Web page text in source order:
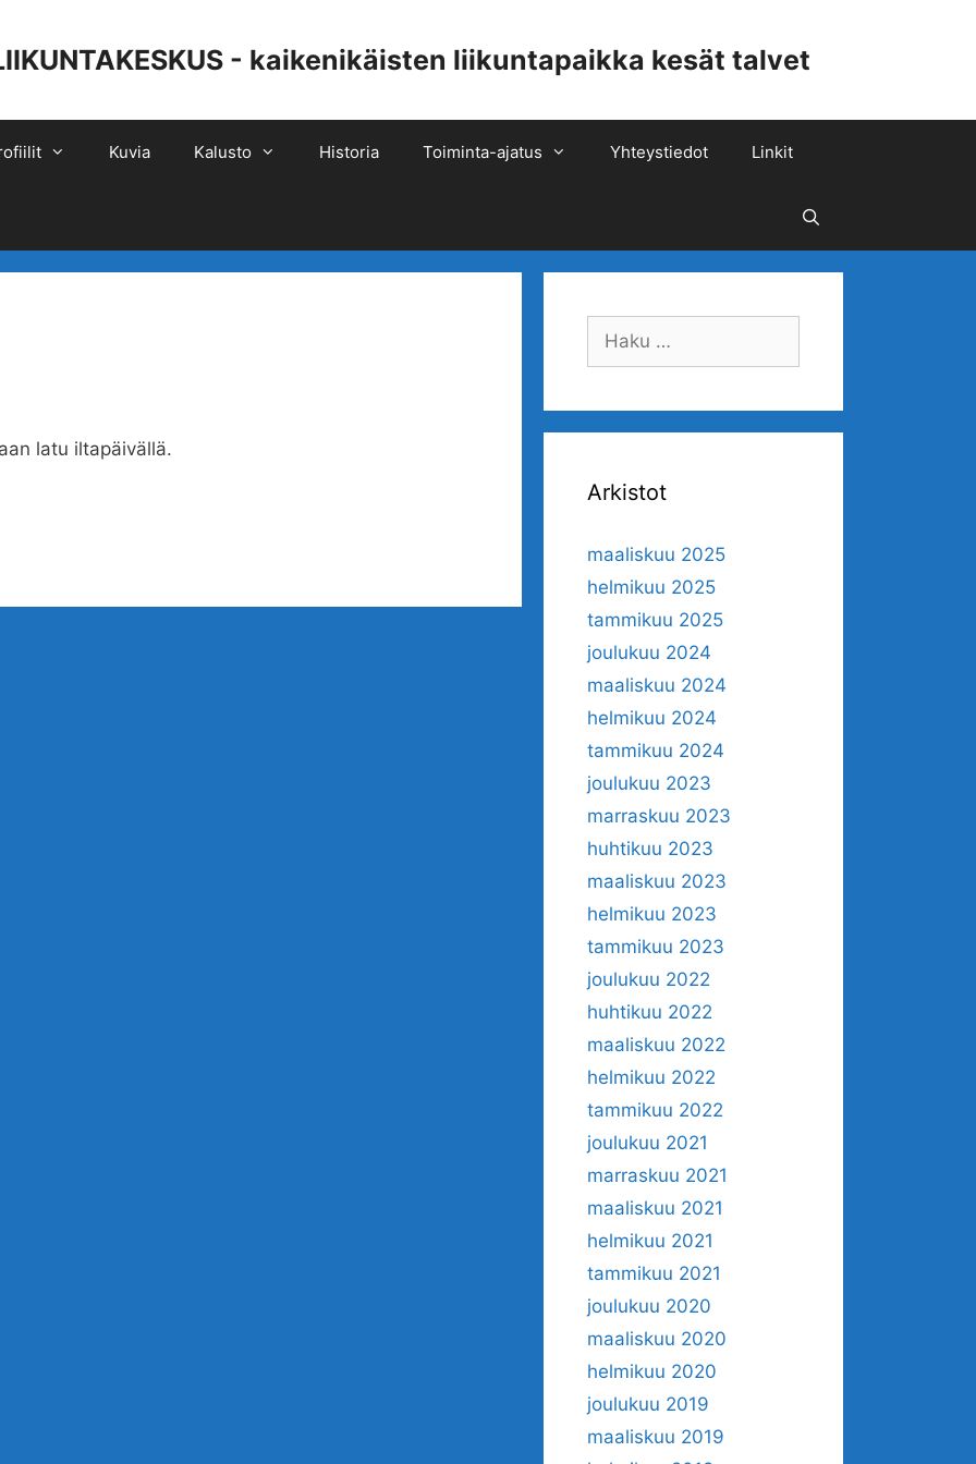
- kaikenikäisten liikuntapaikka kesät talvet
Kuvia Kalusto Historia Toiminta-ajatus Yhteystiedot Linkit
latu iltapäivällä.
Haku:
Arkistot
maaliskuu 2025
helmikuu 2025
tammikuu 2025
joulukuu 2024
maaliskuu 2024
helmikuu 2024
tammikuu 2024
joulukuu 2023
marraskuu 2023
huhtikuu 2023
maaliskuu 2023
helmikuu 2023
tammikuu 2023
joulukuu 2022
huhtikuu 2022
maaliskuu 2022
helmikuu 2022
tammikuu 2022
joulukuu 2021
marraskuu 2021
maaliskuu 2021
helmikuu 2021
tammikuu 2021
joulukuu 2020
maaliskuu 2020
helmikuu 2020
joulukuu 2019
maaliskuu 2019